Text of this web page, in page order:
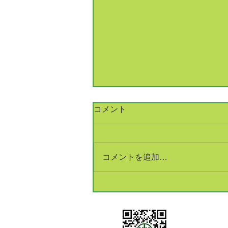
コメント
コメントを追加…